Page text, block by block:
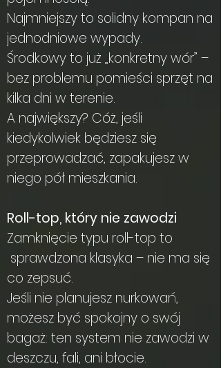
Najmniejszy to solidny kompan na
jednodniowe wypady.
Środkowy to już „konkretny wór” –
bez problemu pomieści sprzęt na
kilka dni w terenie.
A największy? Cóż, jeśli
kiedykolwiek będziesz się
przeprowadzać, zapakujesz w
niego pół mieszkania.
Roll-top, który nie zawodzi
Zamknięcie typu roll-top to
sprawdzona klasyka – nie ma się
co zepsuć.
Jeśli nie planujesz nurkowań,
możesz być spokojny o swój
bagaż: ten system nie zawodzi w
deszczu, fali, ani błocie.